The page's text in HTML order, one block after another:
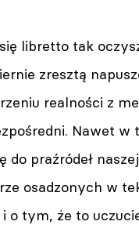
libretto tak
zresztą
realności z
Nawet w
do praźródeł
osadzonych w
o tym, że to